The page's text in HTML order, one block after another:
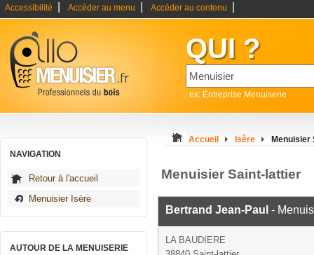
Accessibilité Accéder au menu Accéder au contenu
QUI ?
ex: Entreprise Menuiserie
NAVIGATION
Retour à l'accueil
Menuisier Isère
AUTOUR DE LA MENUISERIE
Accueil Isère Menuisier
Menuisier Saint-lattier
Bertrand Jean-Paul -
LA BAUDIERE